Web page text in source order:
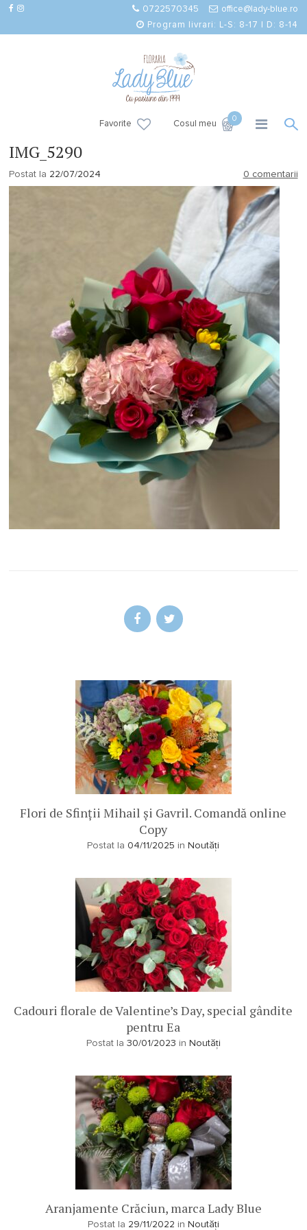
0722570345
office@lady-blue.ro
Program livrari: L-S: 8-17 | D: 8-14
Favorite Cosul meu
0
IMG_5290
Postat la 22/07/2024 0 comentarii
Flori de Sfinții Mihail și Gavril. Comandă online
Copy
Postat la 04/11/2025 in Noutăți
Cadouri florale de Valentine’s Day, special gândite
pentru Ea
Postat la 30/01/2023 in Noutăți
Aranjamente Crăciun, marca Lady Blue
Postat la 29/11/2022 in Noutăți